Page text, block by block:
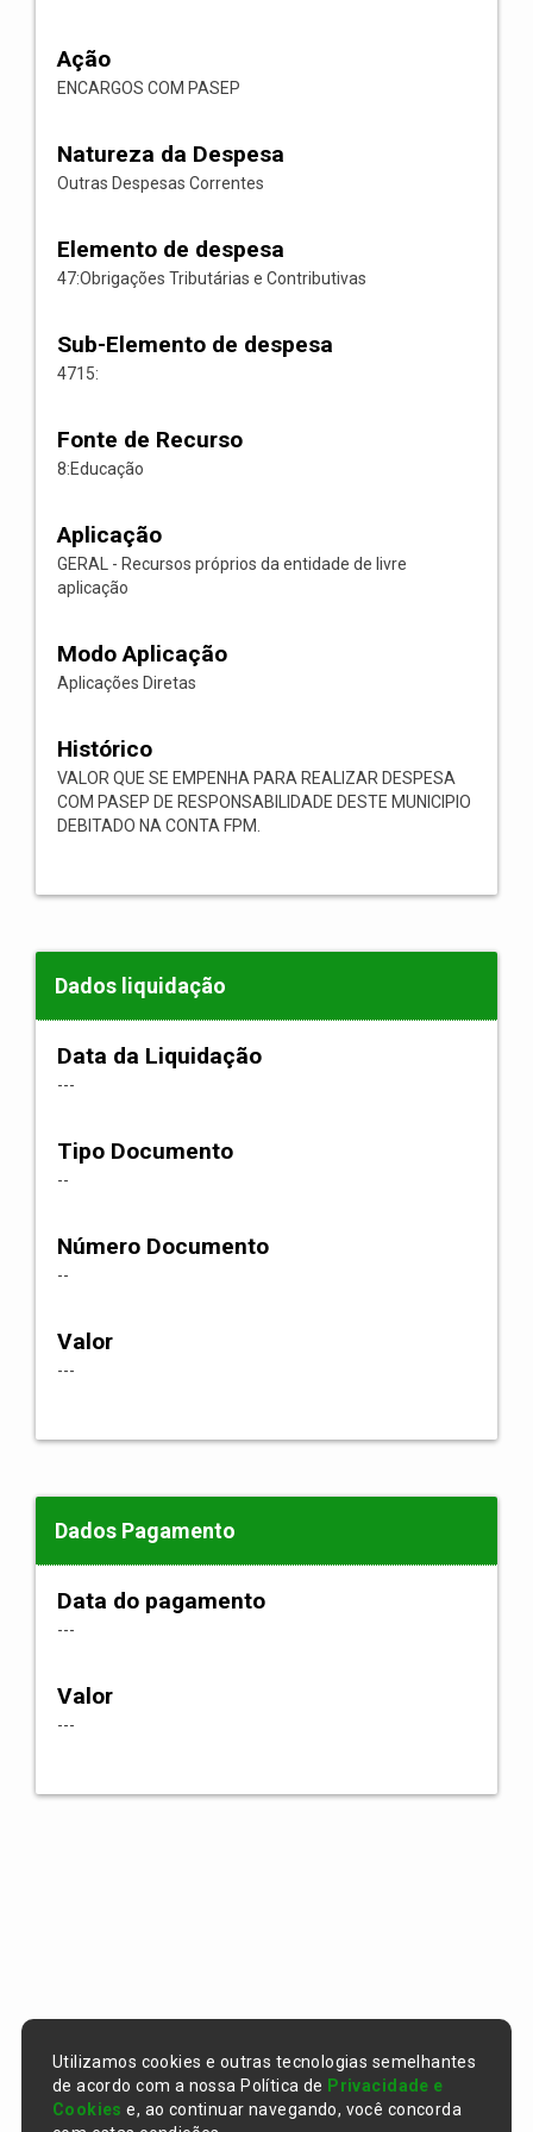
Ação
ENCARGOS COM PASEP
Natureza da Despesa
Outras Despesas Correntes
Elemento de despesa
47:Obrigações Tributárias e Contributivas
Sub-Elemento de despesa
4715:
Fonte de Recurso
8:Educação
Aplicação
GERAL - Recursos próprios da entidade de livre
aplicação
Modo Aplicação
Aplicações Diretas
Histórico
VALOR QUE SE EMPENHA PARA REALIZAR DESPESA
COM PASEP DE RESPONSABILIDADE DESTE MUNICIPIO
DEBITADO NA CONTA FPM.
Dados liquidação
Data da Liquidação
---
Tipo Documento
--
Número Documento
--
Valor
---
Dados Pagamento
Data do pagamento
---
Valor
---
Utilizamos cookies e outras tecnologias semelhantes
de acordo com a nossa Política de Privacidade e
Cookies e, ao continuar navegando, você concorda